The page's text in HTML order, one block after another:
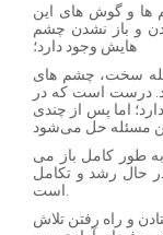
ها و گوش های این
و باز نشدن چشم
هایش وجود دارد؛
سخت، چشم های
شد. درست است که در
اما پس از چندی
طور کامل باز می
حال رشد و تکامل
و راه رفتن تلاش